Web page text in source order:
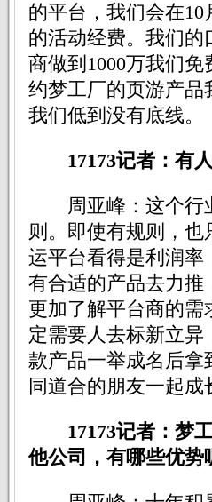
的平台，我们会在
的活动经费。我们
商做到1000万我们
约梦工厂的页游产品
我们低到没有底线。
17173记者：有
周亚峰：这个行
则。即使有规则，
运平台看得是利润率
有合适的产品去力推
更加了解平台商的
定需要人去标新立异
款产品一举成名后拿
同道合的朋友一起成
17173记者：梦
他公司，有哪些优势